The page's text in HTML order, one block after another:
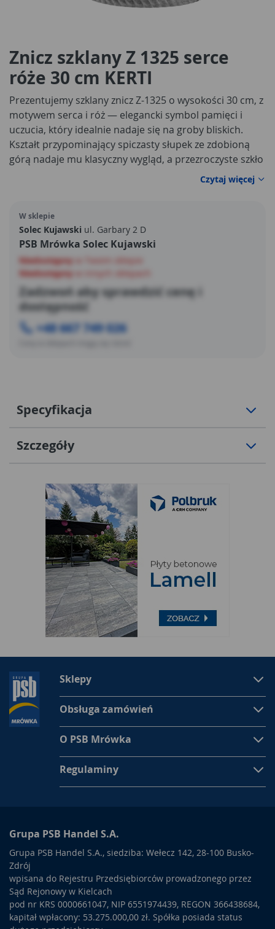
Znicz szklany Z 1325 serce
róże 30 cm KERTI
Prezentujemy szklany znicz Z-1325 o wysokości 30 cm, z
motywem serca i róż — elegancki symbol pamięci i
uczucia, który idealnie nadaje się na groby bliskich.
Kształt przypominający spiczasty słupek ze zdobioną
górą nadaje mu klasyczny wygląd, a przezroczyste szkło
pozwala obserwować migoczący płomień, który
rozświetla otoczenie wieczorem. Wnętrze zdobi
zarazem wyrazistym, co zapewnia wyjątkowy charakter
znicza i sprawia, że staje się on nie tylko znakiem
pamięci, ale również dekoracyjnym akcentem.
Czytaj więcej
W sklepie
Solec Kujawski ul. Garbary 2 D
PSB Mrówka Solec Kujawski
Niedostępny
Niedostępny
Zadzwoń aby sprawdzić cenę i
dostępność
+48 667 749 026
Specyfikacja
Szczegóły
Sklepy
Obsługa zamówień
O PSB Mrówka
Regulaminy
Grupa PSB Handel S.A.
Grupa PSB Handel S.A., siedziba: Wełecz 142, 28-100 Busko-
Zdrój
wpisana do Rejestru Przedsiębiorców prowadzonego przez
Sąd Rejonowy w Kielcach
pod nr KRS 0000661047, NIP 6551974439, REGON 366438684,
kapitał wpłacony: 53.275.000,00 zł. Spółka posiada status